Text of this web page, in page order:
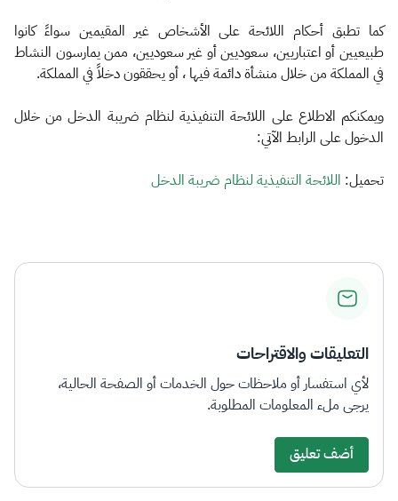
كما تطبق أحكام اللائحة على الأشخاص غير المقيمين سواءً كانوا
طبيعيين أو اعتباريين، سعوديين أو ‏غير سعوديين، ممن يمارسون النشاط
في المملكة من خلال منشأة دائمة فيها ، أو يحققون دخلاً في ‏المملكة.‏
و​يمكنكم الاطلاع على اللائحة التنفيذية لنظام ضريبة الدخل من خلال
الدخول على الرابط الآتي​:​
​تحميل: اللائحة التنفيذية لنظام ضريبة الدخل​
التعليقات والاقتراحات
لأي استفسار أو ملاحظات حول الخدمات أو الصفحة الحالية،
يرجى ملء المعلومات المطلوبة.
أضف تعليق